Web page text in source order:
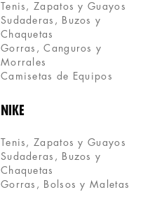
Tenis, Zapatos y Guayos
Sudaderas, Buzos y
Chaquetas
Gorras, Canguros y
Morrales
Camisetas de Equipos
NIKE
Tenis, Zapatos y Guayos
Sudaderas, Buzos y
Chaquetas
Gorras, Bolsos y Maletas